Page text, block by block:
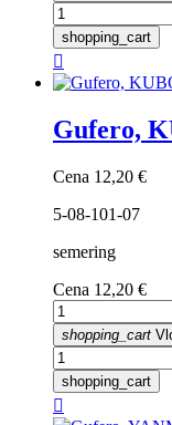
shopping_cart

Gufero,
Cena 12,20 €
5-08-101-07
semering
Cena 12,20 €
shopping_cart
shopping_cart
